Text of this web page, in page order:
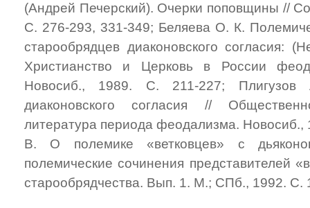
(Андрей Печерский). Очерки поповщины //
С. 276-293, 331-349; Беляева О. К.
старообрядцев диаконовского согласия:
Христианство и Церковь в России
Новосиб., 1989. С. 211-227;
диаконовского согласия //
литература периода феодализма.
В. О полемике «ветковцев» с
полемические сочинения представителей
старообрядчества. Вып. 1. М.; СПб., 1992. С.